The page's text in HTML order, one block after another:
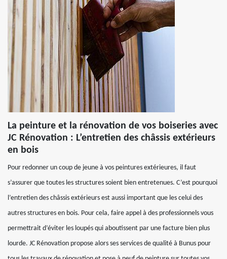
La peinture et la rénovation de vos boiseries avec
JC Rénovation : L’entretien des châssis extérieurs
en bois
Pour redonner un coup de jeune à vos peintures extérieures, il faut
s’assurer que toutes les structures soient bien entretenues. C’est pourquoi
l’entretien des châssis extérieurs est aussi important que les celui des
autres structures en bois. Pour cela, faire appel à des professionnels vous
permettrait d’éviter les loupés qui aboutissent par une facture bien plus
lourde. JC Rénovation propose alors ses services de qualité à Bunus pour